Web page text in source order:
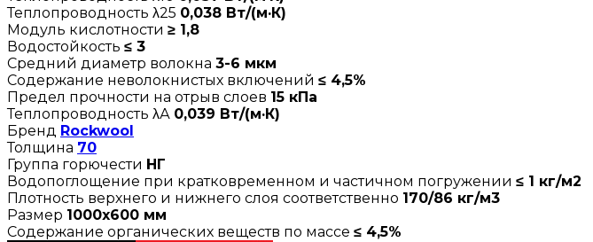
Теплопроводность λ25 0,038 Вт/(м·К)
Модуль кислотности ≥ 1,8
Водостойкость ≤ 3
Средний диаметр волокна 3-6 мкм
Содержание неволокнистых включений ≤ 4,5%
Предел прочности на отрыв слоев 15 кПа
Теплопроводность λА 0,039 Вт/(м·К)
Бренд Rockwool
Толщина 70
Группа горючести НГ
Водопоглощение при кратковременном и частичном погружении ≤ 1 кг/м2
Плотность верхнего и нижнего слоя соответственно 170/86 кг/м3
Размер 1000х600 мм
Содержание органических веществ по массе ≤ 4,5%